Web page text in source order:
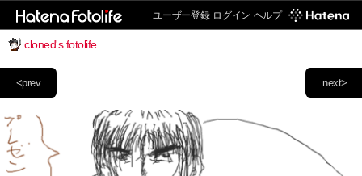
ユーザー登録 ログイン ヘルプ
cloned's fotolife
next>
<prev